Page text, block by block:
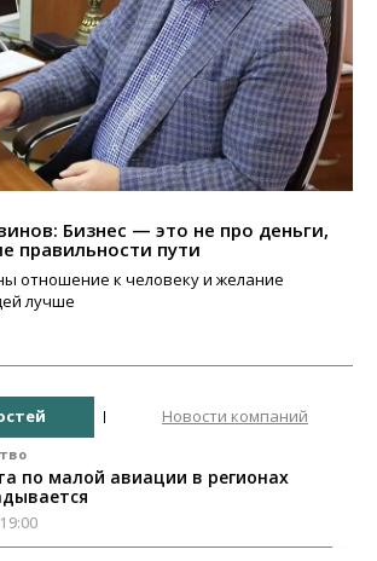
Бизнес — это не про деньги,
правильности пути
отношение к человеку и желание
лучше
Новости компаний
по малой авиации в регионах